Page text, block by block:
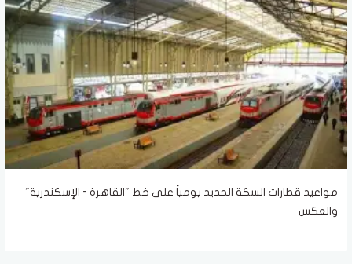
مواعيد قطارات السكة الحديد يومياً على خط "القاهرة - الإسكندرية"
والعكس